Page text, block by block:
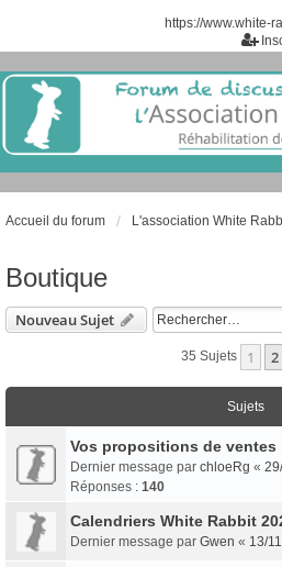
https://www.white-
Accueil du forum L'association White
Boutique
Nouveau Sujet
35 Sujets 1 2
Sujets
Vos propositions de ventes
Dernier message par chloeRg «
Réponses : 140
Calendriers White Rabbit
Dernier message par Gwen « 13/